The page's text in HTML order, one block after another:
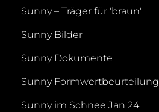
Sunny – Träger für 'braun'
Sunny Bilder
Sunny Dokumente
Sunny Formwertbeurteilung
Sunny im Schnee Jan 24